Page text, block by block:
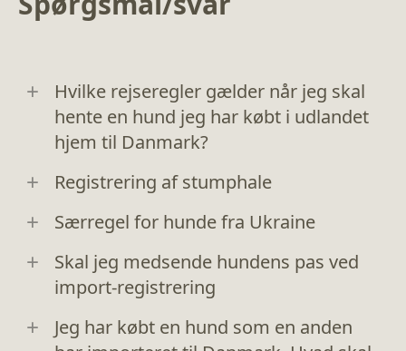
Hvilke rejseregler gælder når jeg skal
hente en hund jeg har købt i udlandet
hjem til Danmark?
Registrering af stumphale
Særregel for hunde fra Ukraine
Skal jeg medsende hundens pas ved
import-registrering
Jeg har købt en hund som en anden